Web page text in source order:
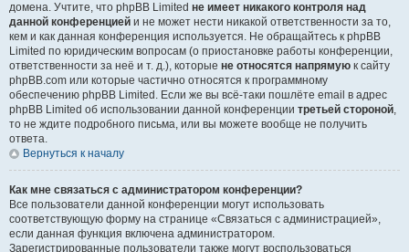
домена. Учтите, что phpBB Limited не имеет никакого контроля над
данной конференцией и не может нести никакой ответственности за то,
кем и как данная конференция используется. Не обращайтесь к phpBB
Limited по юридическим вопросам (о приостановке работы конференции,
ответственности за неё и т. д.), которые не относятся напрямую к сайту
phpBB.com или которые частично относятся к программному
обеспечению phpBB Limited. Если же вы всё-таки пошлёте email в адрес
phpBB Limited об использовании данной конференции третьей стороной,
то не ждите подробного письма, или вы можете вообще не получить
ответа.
Вернуться к началу
Как мне связаться с администратором конференции?
Все пользователи данной конференции могут использовать
соответствующую форму на странице «Связаться с администрацией»,
если данная функция включена администратором.
Зарегистрированные пользователи также могут воспользоваться